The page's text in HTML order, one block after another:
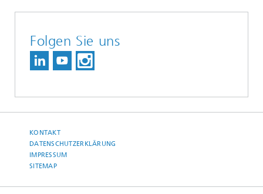
Folgen Sie uns
KONTAKT
DATENSCHUTZERKLÄRUNG
IMPRESSUM
SITEMAP